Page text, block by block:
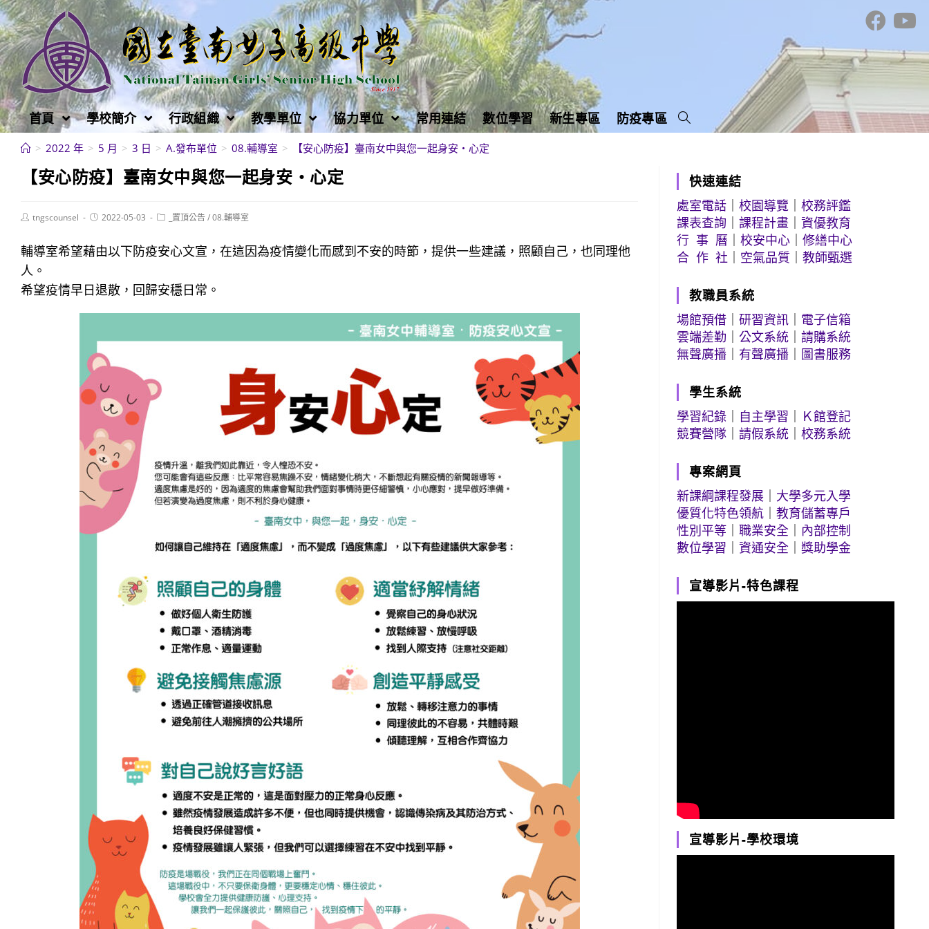
跳
轉
至
主
要
內
容
首頁 學校簡介 行政組織 教學單位 協力單位 常用連結 數位學習 新生專區 防疫專區
> 2022 年 > 5 月 > 3 日 > A.發布單位 > 08.輔導室 > 【安心防疫】臺南女中與您一起身安・心定
【安心防疫】臺南女中與您一起身安・心定
Posttngscounsel
Post2022-05-03
Post _置頂公告/08.輔導室
輔導室希望藉由以下防疫安心文宣，在這因為疫情變化而感到不安的時節，提供一些建議，照顧自己，也同理他
人。
希望疫情早日退散，回歸安穩日常。
快速連結
處室電話 ｜校園導覽 ｜校務評鑑
課表查詢 ｜課程計畫 ｜資優教育
行 事 曆 ｜校安中心 ｜修繕中心
合 作 社
空氣品質 ｜教師甄選
教職員系統
場館預借 ｜研習資訊
電子信箱
雲端差勤 ｜公文系統 ｜請購系統
無聲廣播
有聲廣播 圖書服務
學生系統
學習紀錄
自主學習
Ｋ館登記
競賽營隊 ｜請假系統 ｜校務系統
專案網頁
新課綱課程發展
大學多元入學
優質化特色領航 ｜教育儲蓄專戶
性別平等 ｜職業安全
內部控制
數位學習 ｜資通安全 ｜獎助學金
宣導影片-特色課程
宣導影片-學校環境